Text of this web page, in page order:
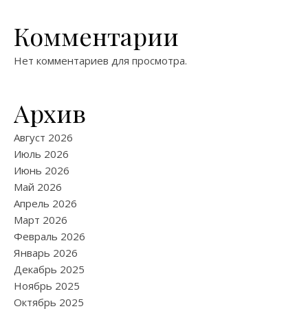
Комментарии
Нет комментариев для просмотра.
Архив
Август 2026
Июль 2026
Июнь 2026
Май 2026
Апрель 2026
Март 2026
Февраль 2026
Январь 2026
Декабрь 2025
Ноябрь 2025
Октябрь 2025